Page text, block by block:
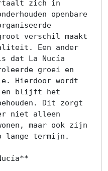
zich in
openbare
verschil maakt
Een ander
dat La Nucía
groei en
Hierdoor wordt
en blijft het
Dit zorgt
niet alleen
maar ook zijn
lange termijn.